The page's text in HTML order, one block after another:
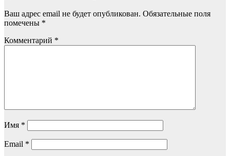
Ваш адрес email не будет опубликован. Обязательные поля
помечены *
Комментарий *
Имя *
Email *